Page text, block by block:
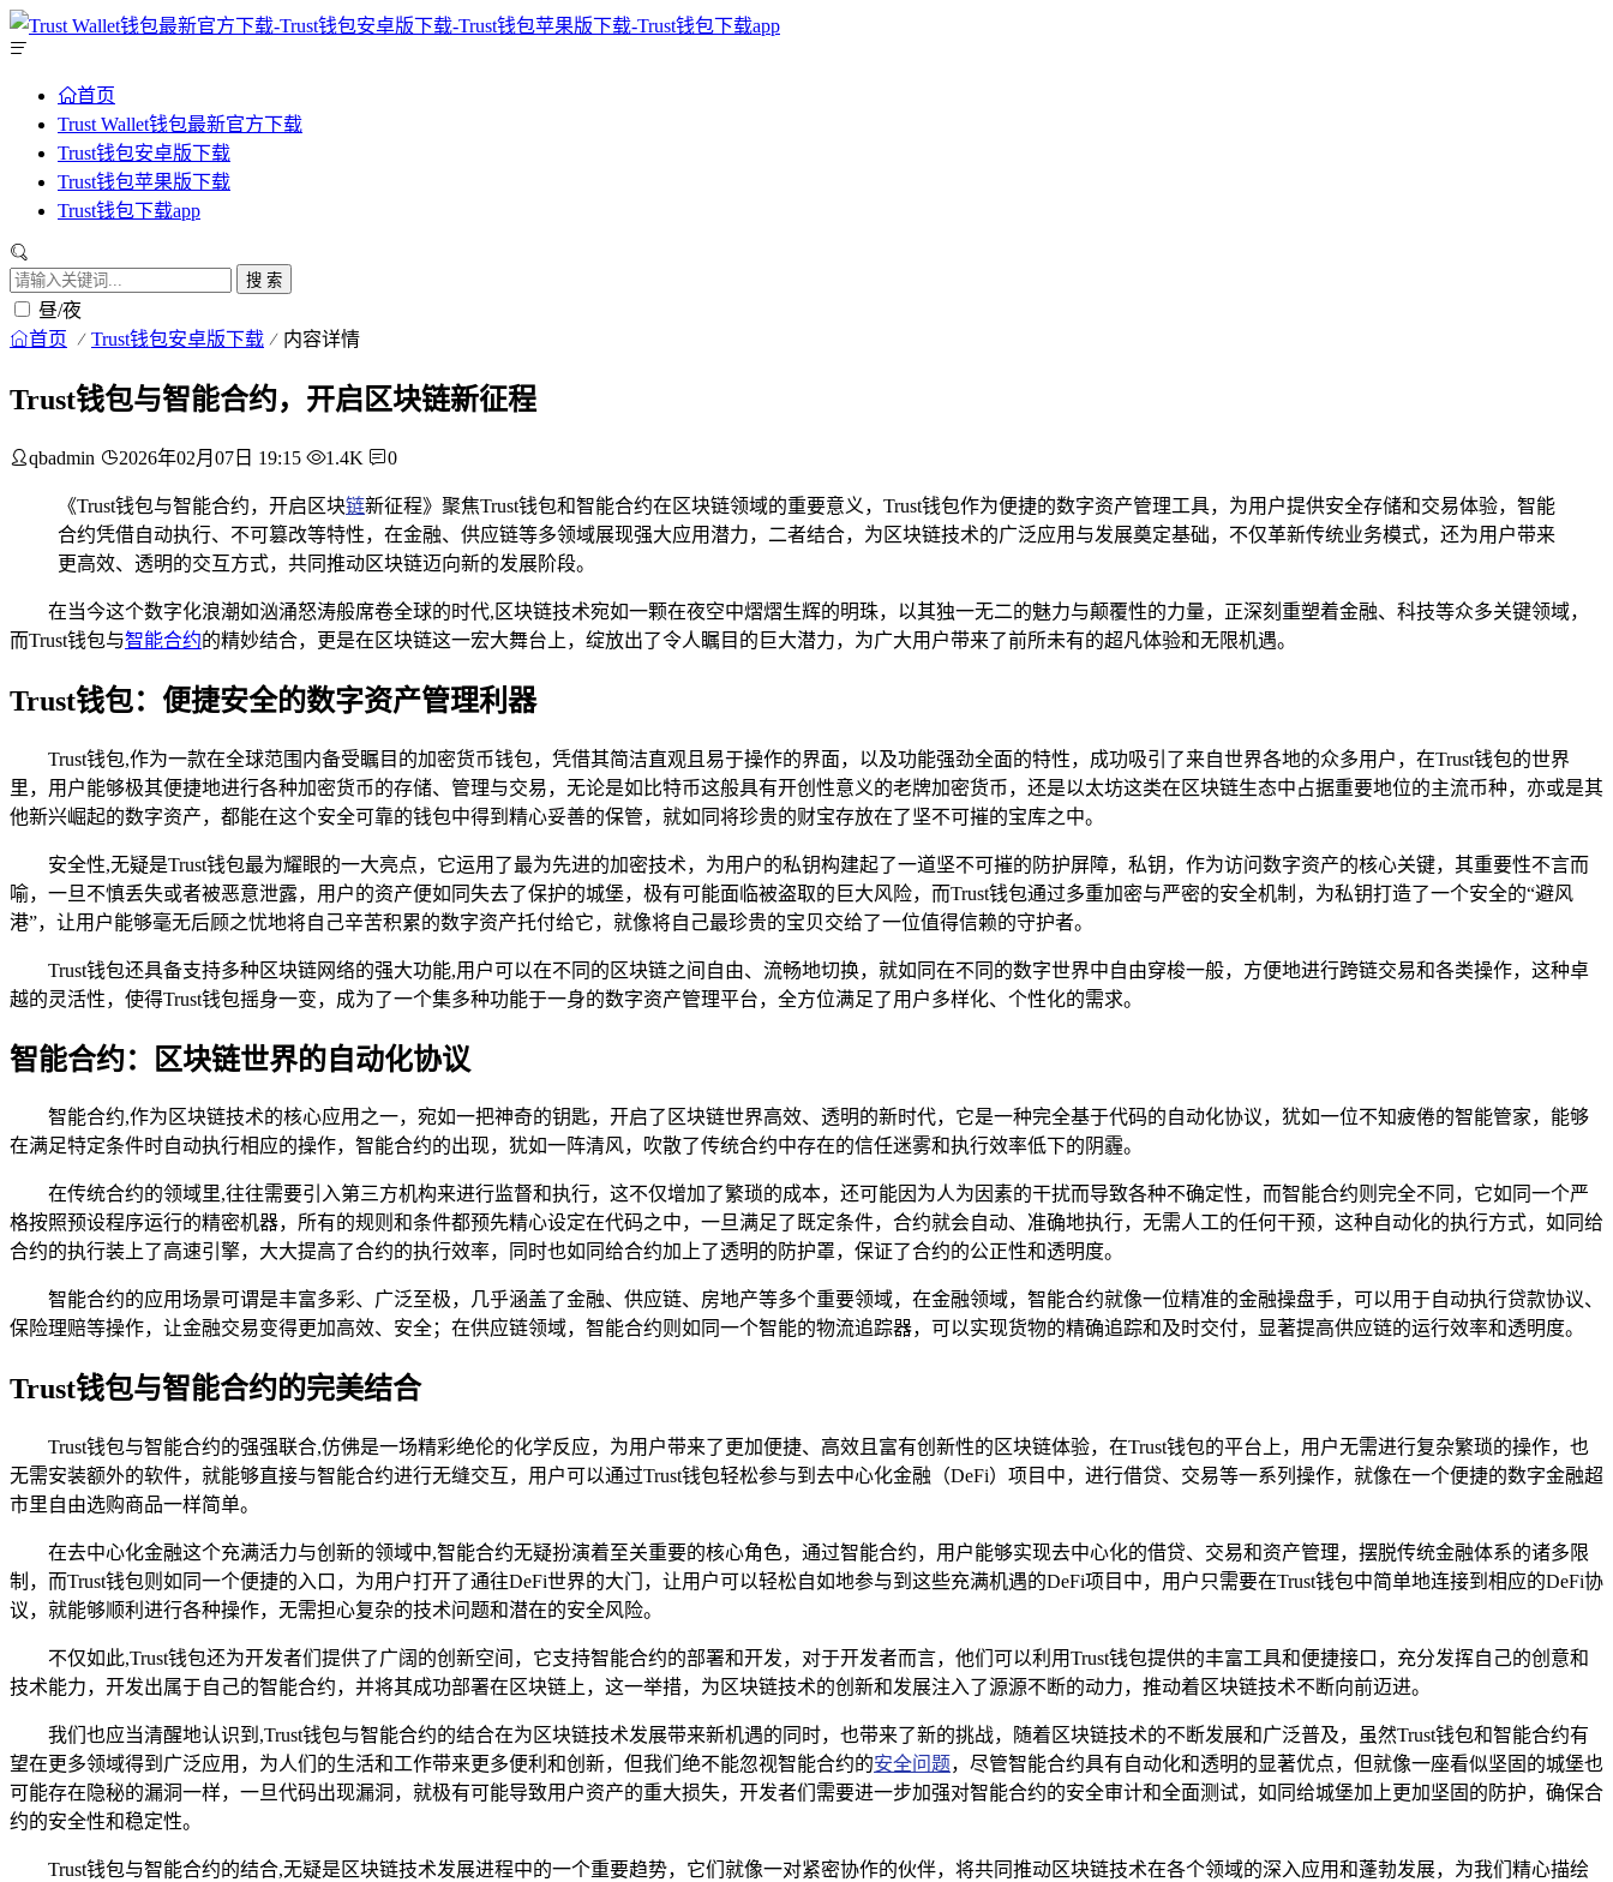
首页
Trust Wallet钱包最新官方下载
Trust钱包安卓版下载
Trust钱包苹果版下载
Trust钱包下载app
搜 索
昼/夜
首页 Trust钱包安卓版下载 内容详情
Trust钱包与智能合约，开启区块链新征程
qbadmin 2026年02月07日 19:15 1.4K 0
《Trust钱包与智能合约，开启区块链新征程》聚焦Trust钱包和智能合约在区块链领域的重要意义，Trust钱包作为便捷的数字资产管理工具，为用户提供安全存储和交易体验，智能
合约凭借自动执行、不可篡改等特性，在金融、供应链等多领域展现强大应用潜力，二者结合，为区块链技术的广泛应用与发展奠定基础，不仅革新传统业务模式，还为用户带来
更高效、透明的交互方式，共同推动区块链迈向新的发展阶段。
在当今这个数字化浪潮如汹涌怒涛般席卷全球的时代,区块链技术宛如一颗在夜空中熠熠生辉的明珠，以其独一无二的魅力与颠覆性的力量，正深刻重塑着金融、科技等众多关键领域，
而Trust钱包与智能合约的精妙结合，更是在区块链这一宏大舞台上，绽放出了令人瞩目的巨大潜力，为广大用户带来了前所未有的超凡体验和无限机遇。
Trust钱包：便捷安全的数字资产管理利器
Trust钱包,作为一款在全球范围内备受瞩目的加密货币钱包，凭借其简洁直观且易于操作的界面，以及功能强劲全面的特性，成功吸引了来自世界各地的众多用户，在Trust钱包的世界
里，用户能够极其便捷地进行各种加密货币的存储、管理与交易，无论是如比特币这般具有开创性意义的老牌加密货币，还是以太坊这类在区块链生态中占据重要地位的主流币种，亦或是其
他新兴崛起的数字资产，都能在这个安全可靠的钱包中得到精心妥善的保管，就如同将珍贵的财宝存放在了坚不可摧的宝库之中。
安全性,无疑是Trust钱包最为耀眼的一大亮点，它运用了最为先进的加密技术，为用户的私钥构建起了一道坚不可摧的防护屏障，私钥，作为访问数字资产的核心关键，其重要性不言而
喻，一旦不慎丢失或者被恶意泄露，用户的资产便如同失去了保护的城堡，极有可能面临被盗取的巨大风险，而Trust钱包通过多重加密与严密的安全机制，为私钥打造了一个安全的“避风
港”，让用户能够毫无后顾之忧地将自己辛苦积累的数字资产托付给它，就像将自己最珍贵的宝贝交给了一位值得信赖的守护者。
Trust钱包还具备支持多种区块链网络的强大功能,用户可以在不同的区块链之间自由、流畅地切换，就如同在不同的数字世界中自由穿梭一般，方便地进行跨链交易和各类操作，这种卓
越的灵活性，使得Trust钱包摇身一变，成为了一个集多种功能于一身的数字资产管理平台，全方位满足了用户多样化、个性化的需求。
智能合约：区块链世界的自动化协议
智能合约,作为区块链技术的核心应用之一，宛如一把神奇的钥匙，开启了区块链世界高效、透明的新时代，它是一种完全基于代码的自动化协议，犹如一位不知疲倦的智能管家，能够
在满足特定条件时自动执行相应的操作，智能合约的出现，犹如一阵清风，吹散了传统合约中存在的信任迷雾和执行效率低下的阴霾。
在传统合约的领域里,往往需要引入第三方机构来进行监督和执行，这不仅增加了繁琐的成本，还可能因为人为因素的干扰而导致各种不确定性，而智能合约则完全不同，它如同一个严
格按照预设程序运行的精密机器，所有的规则和条件都预先精心设定在代码之中，一旦满足了既定条件，合约就会自动、准确地执行，无需人工的任何干预，这种自动化的执行方式，如同给
合约的执行装上了高速引擎，大大提高了合约的执行效率，同时也如同给合约加上了透明的防护罩，保证了合约的公正性和透明度。
智能合约的应用场景可谓是丰富多彩、广泛至极，几乎涵盖了金融、供应链、房地产等多个重要领域，在金融领域，智能合约就像一位精准的金融操盘手，可以用于自动执行贷款协议、
保险理赔等操作，让金融交易变得更加高效、安全；在供应链领域，智能合约则如同一个智能的物流追踪器，可以实现货物的精确追踪和及时交付，显著提高供应链的运行效率和透明度。
Trust钱包与智能合约的完美结合
Trust钱包与智能合约的强强联合,仿佛是一场精彩绝伦的化学反应，为用户带来了更加便捷、高效且富有创新性的区块链体验，在Trust钱包的平台上，用户无需进行复杂繁琐的操作，也
无需安装额外的软件，就能够直接与智能合约进行无缝交互，用户可以通过Trust钱包轻松参与到去中心化金融（DeFi）项目中，进行借贷、交易等一系列操作，就像在一个便捷的数字金融超
市里自由选购商品一样简单。
在去中心化金融这个充满活力与创新的领域中,智能合约无疑扮演着至关重要的核心角色，通过智能合约，用户能够实现去中心化的借贷、交易和资产管理，摆脱传统金融体系的诸多限
制，而Trust钱包则如同一个便捷的入口，为用户打开了通往DeFi世界的大门，让用户可以轻松自如地参与到这些充满机遇的DeFi项目中，用户只需要在Trust钱包中简单地连接到相应的DeFi协
议，就能够顺利进行各种操作，无需担心复杂的技术问题和潜在的安全风险。
不仅如此,Trust钱包还为开发者们提供了广阔的创新空间，它支持智能合约的部署和开发，对于开发者而言，他们可以利用Trust钱包提供的丰富工具和便捷接口，充分发挥自己的创意和
技术能力，开发出属于自己的智能合约，并将其成功部署在区块链上，这一举措，为区块链技术的创新和发展注入了源源不断的动力，推动着区块链技术不断向前迈进。
我们也应当清醒地认识到,Trust钱包与智能合约的结合在为区块链技术发展带来新机遇的同时，也带来了新的挑战，随着区块链技术的不断发展和广泛普及，虽然Trust钱包和智能合约有
望在更多领域得到广泛应用，为人们的生活和工作带来更多便利和创新，但我们绝不能忽视智能合约的安全问题，尽管智能合约具有自动化和透明的显著优点，但就像一座看似坚固的城堡也
可能存在隐秘的漏洞一样，一旦代码出现漏洞，就极有可能导致用户资产的重大损失，开发者们需要进一步加强对智能合约的安全审计和全面测试，如同给城堡加上更加坚固的防护，确保合
约的安全性和稳定性。
Trust钱包与智能合约的结合,无疑是区块链技术发展进程中的一个重要趋势，它们就像一对紧密协作的伙伴，将共同推动区块链技术在各个领域的深入应用和蓬勃发展，为我们精心描绘